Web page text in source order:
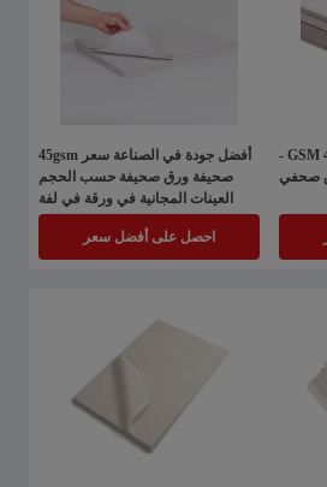
الدرجة A - 45 GSM و 48.8 GSM -
صحفي
أفضل جودة في الصناعة سعر 45gsm
صحيفة ورق صحيفة حسب الحجم
العينات المجانية في ورقة في لفة
للتعبئة
احصل على أفضل سعر